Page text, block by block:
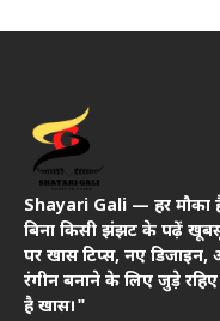
Shayari Gali — हर मौका
बिना किसी झंझट के पढ़ें
पर खास टिप्स, नए
रंगीन बनाने के लिए जुड़े
है खास।"